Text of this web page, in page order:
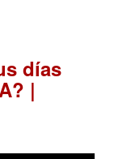
días
|